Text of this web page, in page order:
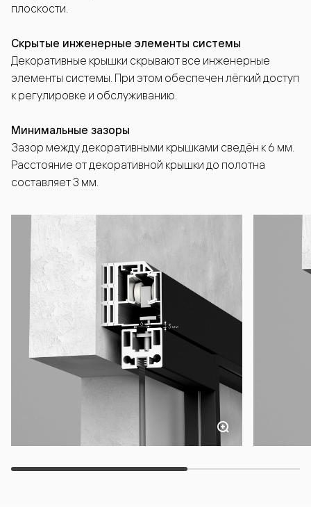
плоскости.
Скрытые инженерные элементы системы
Декоративные крышки скрывают все инженерные
элементы системы. При этом обеспечен лёгкий доступ
к регулировке и обслуживанию.
Минимальные зазоры
Зазор между декоративными крышками сведён к 6 мм.
Расстояние от декоративной крышки до полотна
составляет 3 мм.